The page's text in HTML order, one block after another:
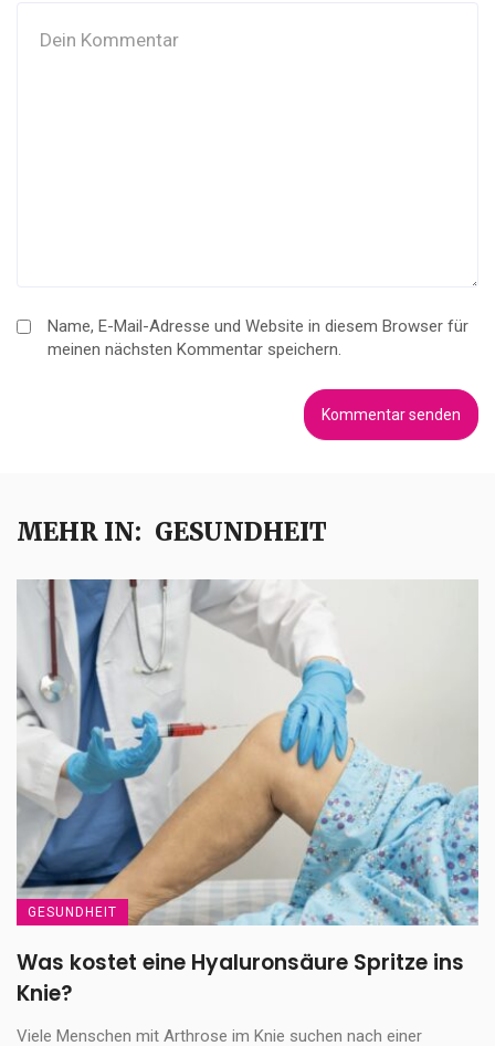
Name, E-Mail-Adresse und Website in diesem Browser für
meinen nächsten Kommentar speichern.
MEHR IN: GESUNDHEIT
GESUNDHEIT
Was kostet eine Hyaluronsäure Spritze ins
Knie?
Viele Menschen mit Arthrose im Knie suchen nach einer